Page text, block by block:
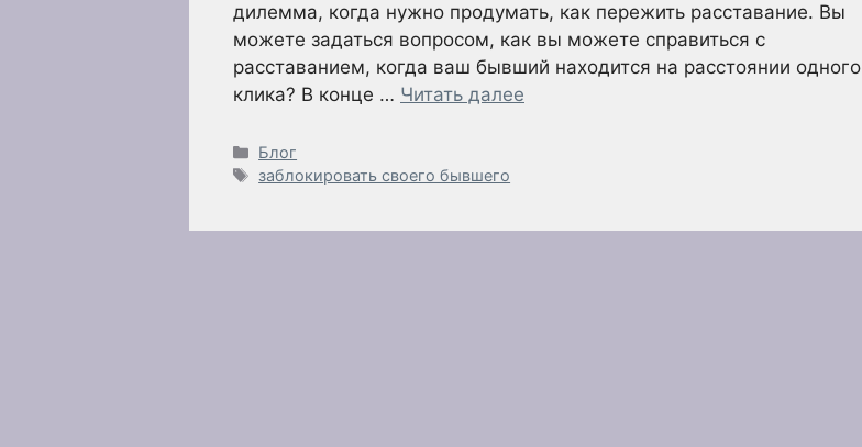
дилемма, когда нужно продумать, как пережить расставание. Вы
можете задаться вопросом, как вы можете справиться с
расставанием, когда ваш бывший находится на расстоянии одного
клика? В конце … Читать далее
Рубрики
Блог
Метки
заблокировать своего бывшего